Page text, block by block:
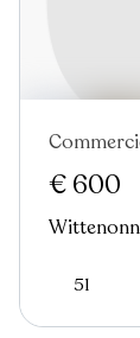
€ 600
51